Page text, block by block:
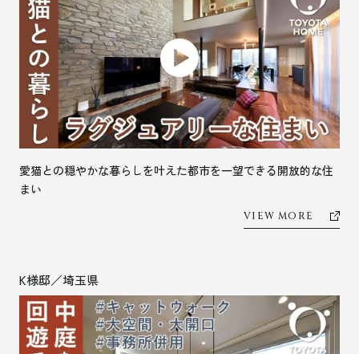
愛猫との穏やかな暮らしを叶えた都市を一望できる開放的な住
まい
VIEW MORE
K様邸／埼玉県